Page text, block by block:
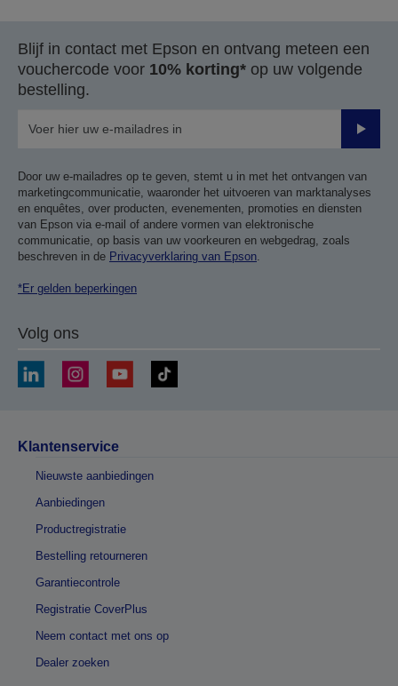
pagina
Blijf in contact met Epson en ontvang meteen een
vouchercode voor 10% korting* op uw volgende
bestelling.
Door uw e-mailadres op te geven, stemt u in met het ontvangen van
marketingcommunicatie, waaronder het uitvoeren van marktanalyses
en enquêtes, over producten, evenementen, promoties en diensten
van Epson via e-mail of andere vormen van elektronische
communicatie, op basis van uw voorkeuren en webgedrag, zoals
beschreven in de Privacyverklaring van Epson.
*Er gelden beperkingen
Volg ons
Klantenservice
Nieuwste aanbiedingen
Aanbiedingen
Productregistratie
Bestelling retourneren
Garantiecontrole
Registratie CoverPlus
Neem contact met ons op
Dealer zoeken